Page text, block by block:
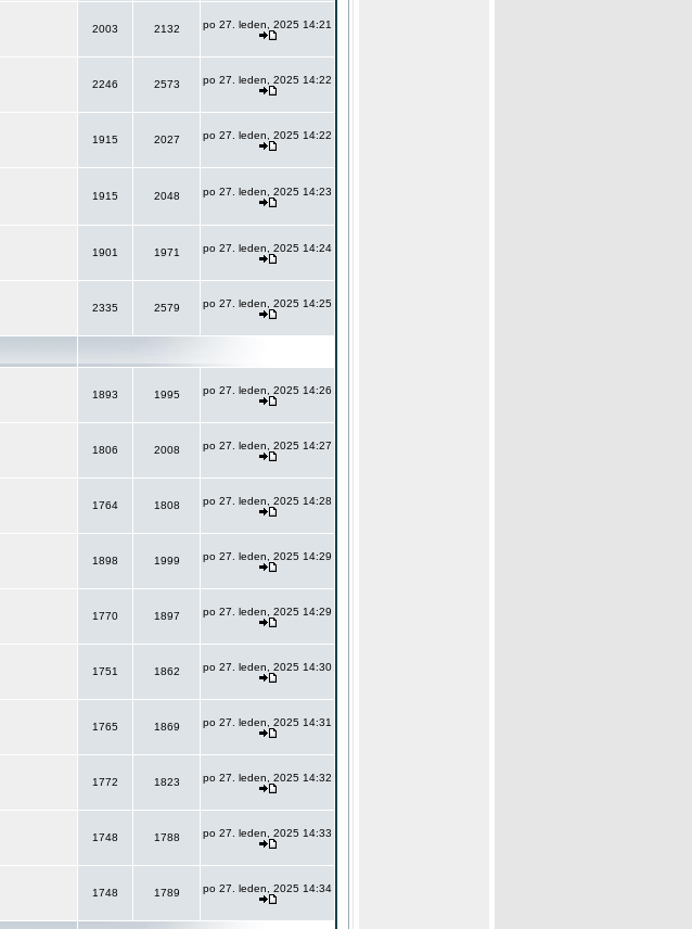
2003 2132 po 27. leden, 2025 14:21
2246 2573 po 27. leden, 2025 14:22
1915 2027 po 27. leden, 2025 14:22
1915 2048 po 27. leden, 2025 14:23
1901 1971 po 27. leden, 2025 14:24
2335 2579 po 27. leden, 2025 14:25
1893 1995 po 27. leden, 2025 14:26
1806 2008 po 27. leden, 2025 14:27
1764 1808 po 27. leden, 2025 14:28
1898 1999 po 27. leden, 2025 14:29
1770 1897 po 27. leden, 2025 14:29
1751 1862 po 27. leden, 2025 14:30
1765 1869 po 27. leden, 2025 14:31
1772 1823 po 27. leden, 2025 14:32
1748 1788 po 27. leden, 2025 14:33
1748 1789 po 27. leden, 2025 14:34